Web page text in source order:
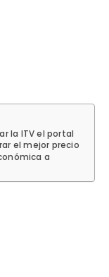
la ITV el portal
el mejor precio
a